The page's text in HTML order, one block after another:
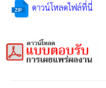
ดาวน์โหลดไฟล์ที่นี่